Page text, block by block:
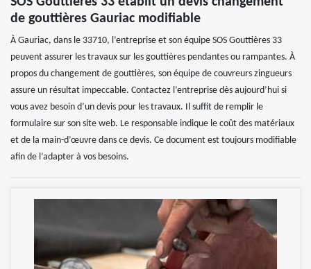
de gouttières Gauriac modifiable
À Gauriac, dans le 33710, l’entreprise et son équipe SOS Gouttières 33
peuvent assurer les travaux sur les gouttières pendantes ou rampantes. À
propos du changement de gouttières, son équipe de couvreurs zingueurs
assure un résultat impeccable. Contactez l’entreprise dès aujourd’hui si
vous avez besoin d’un devis pour les travaux. Il suffit de remplir le
formulaire sur son site web. Le responsable indique le coût des matériaux
et de la main-d’œuvre dans ce devis. Ce document est toujours modifiable
afin de l’adapter à vos besoins.